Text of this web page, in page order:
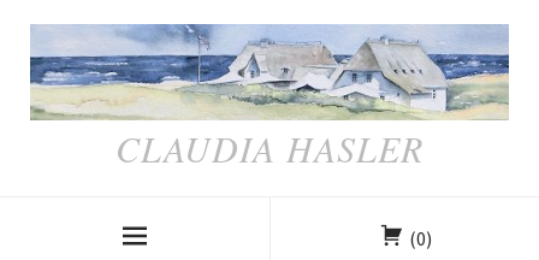
CLAUDIA HASLER
(0)